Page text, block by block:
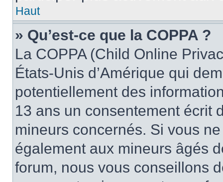
Haut
» Qu’est-ce que la COPPA ?
La COPPA (Child Online
États-Unis d’Amérique qui
potentiellement des
13 ans un consentement écrit
mineurs concernés. Si vous
également aux mineurs âgés
forum, nous vous conseillons